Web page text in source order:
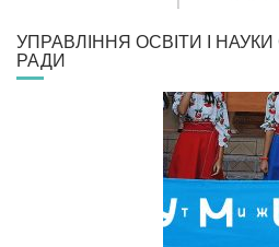
УПРАВЛІННЯ ОСВІТИ І НАУКИ
РАДИ